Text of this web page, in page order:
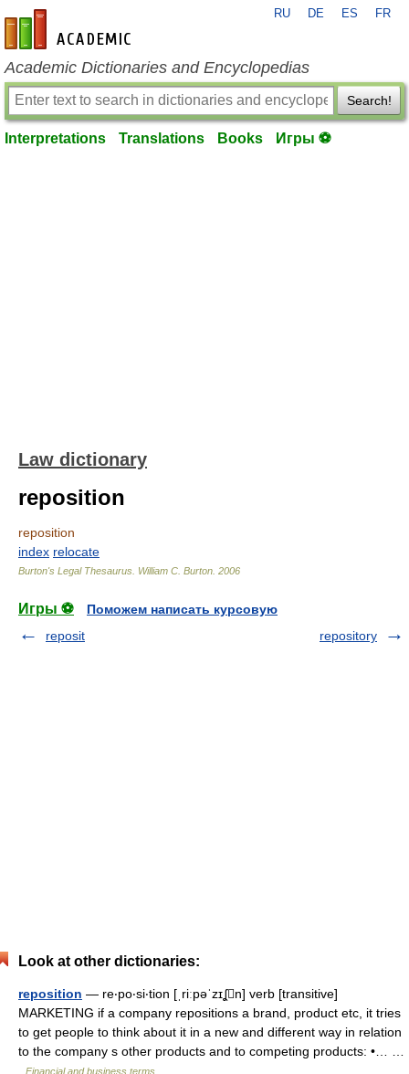
en-academic.com
RU DE ES FR
Academic Dictionaries and Encyclopedias
Search!
Interpretations Translations Books Игры ⚽
Law dictionary
reposition
reposition
index relocate
Burton's Legal Thesaurus. William C. Burton 2006
Игры ⚽
Поможем написать курсовую
reposit
repository
Look at other dictionaries:
reposition — re‧po‧si‧tion [ˌriːpəˈzɪʆn] verb [transitive]
MARKETING if a company repositions a brand, product etc, it tries
to get people to think about it in a new and different way in relation
to the company s other products and to competing products: •… …
Financial and business terms